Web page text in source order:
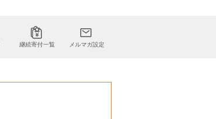
継続寄付一覧 メルマガ設定